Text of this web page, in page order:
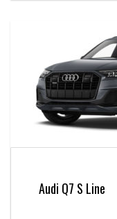
Audi Q7 S Line